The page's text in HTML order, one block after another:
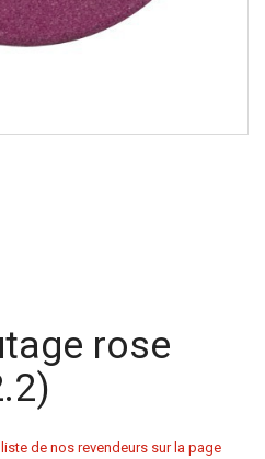
rose
de nos revendeurs sur la page